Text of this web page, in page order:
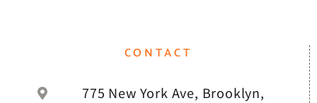
CONTACT
775 New York Ave, Brooklyn,